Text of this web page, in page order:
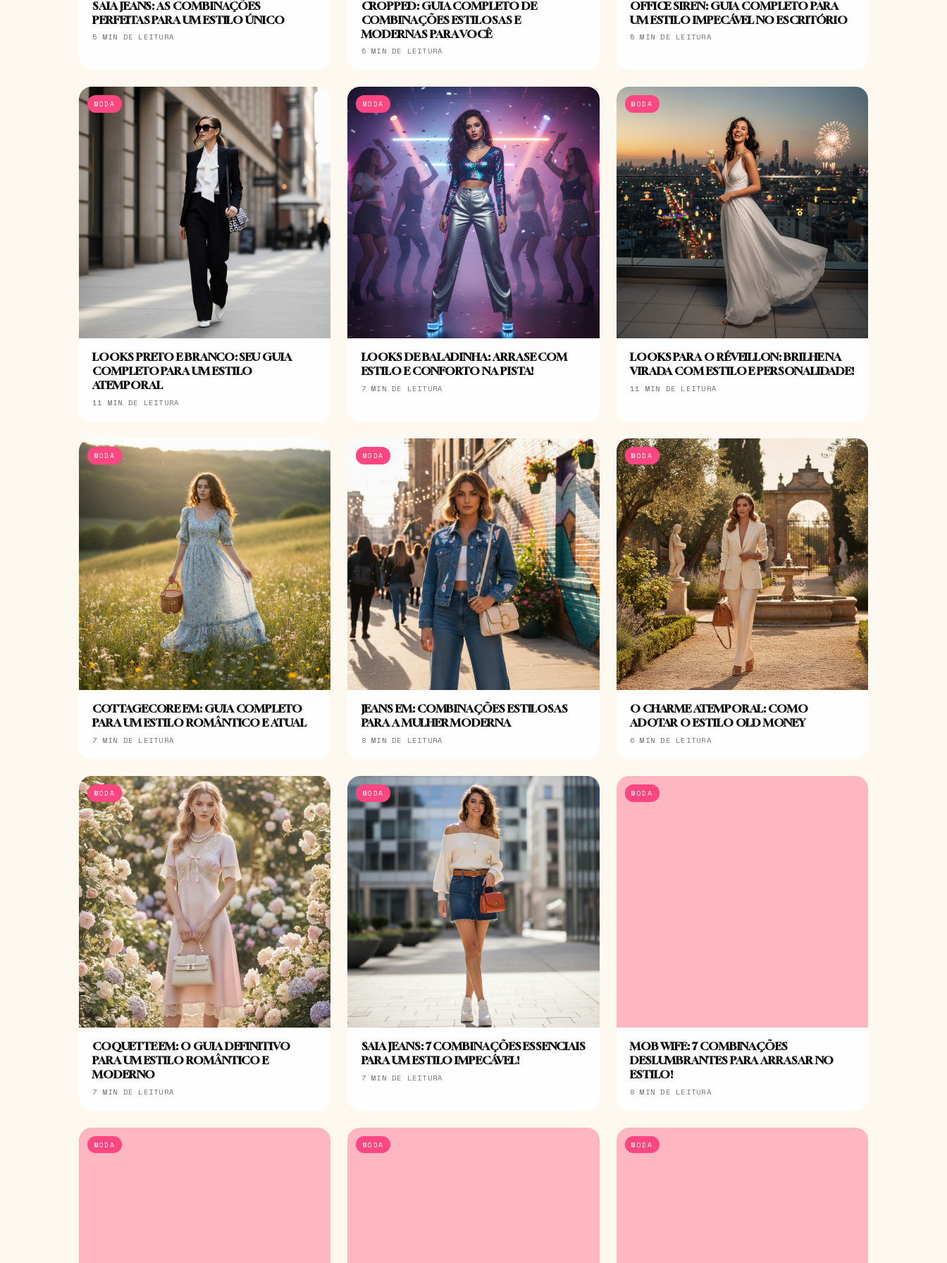
SAIA JEANS: AS COMBINAÇÕES
PERFEITAS PARA UM ESTILO ÚNICO
5 MIN DE LEITURA
CROPPED: GUIA COMPLETO DE
COMBINAÇÕES ESTILOSAS E
MODERNAS PARA VOCÊ
5 MIN DE LEITURA
OFFICE SIREN: GUIA COMPLETO PARA
UM ESTILO IMPECÁVEL NO ESCRITÓRIO
5 MIN DE LEITURA
MODA
LOOKS PRETO E BRANCO: SEU GUIA
COMPLETO PARA UM ESTILO
ATEMPORAL
11 MIN DE LEITURA
MODA
LOOKS DE BALADINHA: ARRASE COM
ESTILO E CONFORTO NA PISTA!
7 MIN DE LEITURA
MODA
LOOKS PARA O RÉVEILLON: BRILHE NA
VIRADA COM ESTILO E PERSONALIDADE!
11 MIN DE LEITURA
MODA
COTTAGECORE EM: GUIA COMPLETO
PARA UM ESTILO ROMÂNTICO E ATUAL
7 MIN DE LEITURA
MODA
JEANS EM: COMBINAÇÕES ESTILOSAS
PARA A MULHER MODERNA
8 MIN DE LEITURA
MODA
O CHARME ATEMPORAL: COMO
ADOTAR O ESTILO OLD MONEY
6 MIN DE LEITURA
MODA
COQUETTE EM: O GUIA DEFINITIVO
PARA UM ESTILO ROMÂNTICO E
MODERNO
7 MIN DE LEITURA
MODA
SAIA JEANS: 7 COMBINAÇÕES ESSENCIAIS
PARA UM ESTILO IMPECÁVEL!
7 MIN DE LEITURA
MODA
MOB WIFE: 7 COMBINAÇÕES
DESLUMBRANTES PARA ARRASAR NO
ESTILO!
8 MIN DE LEITURA
MODA MODA MODA